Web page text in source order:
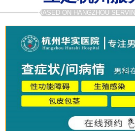
BASED ON HANGZHOU